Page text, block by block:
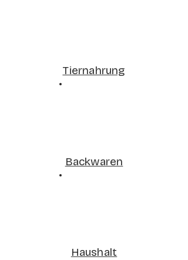
Tiernahrung
Backwaren
Haushalt